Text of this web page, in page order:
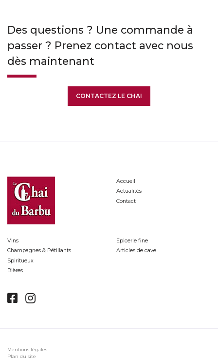
Des questions ? Une commande à
passer ? Prenez contact avec nous
dès maintenant
CONTACTEZ LE CHAI
Accueil
Actualités
Contact
Vins
Champagnes & Pétillants
Spiritueux
Bières
Epicerie fine
Articles de cave
Mentions légales
Plan du site